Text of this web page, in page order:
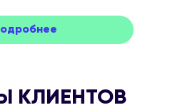
КЛИЕНТОВ